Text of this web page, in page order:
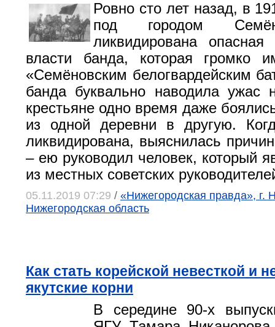
Ровно сто лет назад, в
под городом
ликвидирована опасная
власти банда, которая громко
«Семёновским белогвардейским
банда буквально наводила ужас
крестьяне одно время даже
из одной деревни в другую.
ликвидирована, выяснилась
– ею руководил человек, который
из местных советских
05.11.2019 07:29 / «Нижегородская правда», г.
Нижегородская область
Как стать корейской невесткой и
якутские корни
В середине 90-х